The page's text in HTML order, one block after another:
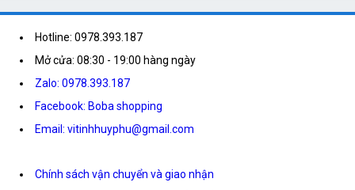
Hotline: 0978.393.187
Mở cửa: 08:30 - 19:00 hàng ngày
Zalo: 0978.393.187
Facebook: Boba shopping
Email: vitinhhuyphu@gmail.com
Chính sách vận chuyển và giao nhận